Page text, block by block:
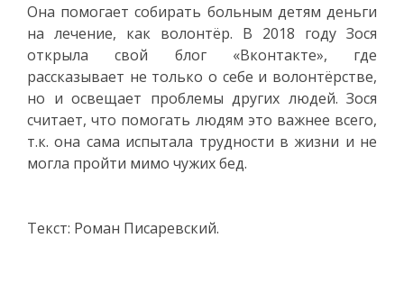
Она помогает собирать больным детям деньги
на лечение, как волонтёр. В 2018 году Зося
открыла свой блог «Вконтакте», где
рассказывает не только о себе и волонтёрстве,
но и освещает проблемы других людей. Зося
считает, что помогать людям это важнее всего,
т.к. она сама испытала трудности в жизни и не
могла пройти мимо чужих бед.
Текст: Роман Писаревский.